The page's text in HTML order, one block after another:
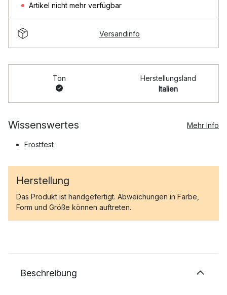
Artikel nicht mehr verfügbar
Versandinfo
Ton
Herstellungsland
Italien
Wissenswertes Mehr Info
Frostfest
Herstellung
Das Produkt ist handgefertigt. Abweichungen in Farbe,
Form und Größe können auftreten.
Beschreibung